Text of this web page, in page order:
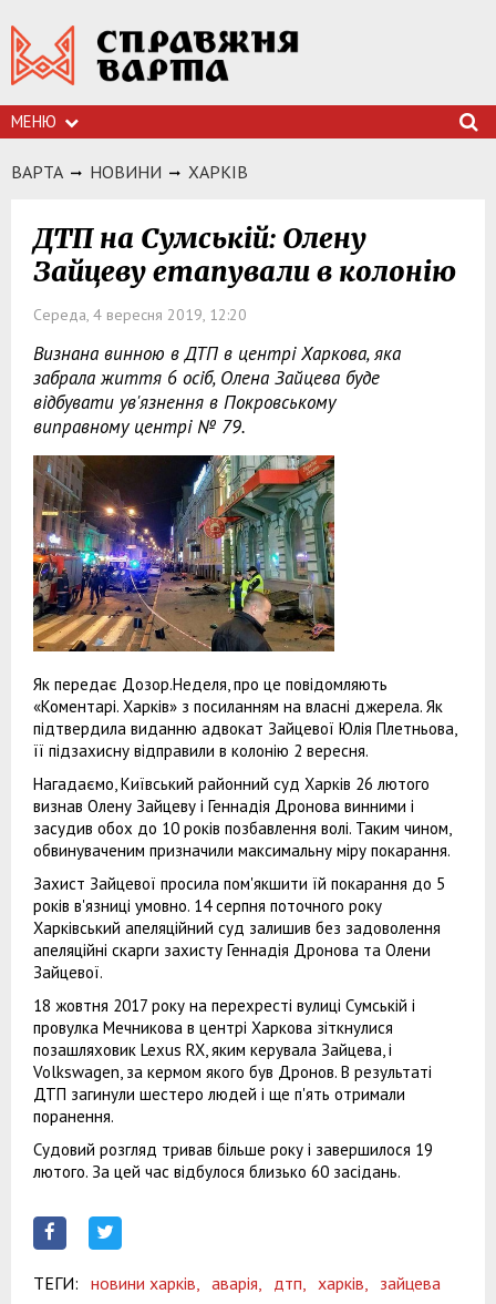
МЕНЮ
ВАРТА НОВИНИ ХАРКIВ
ДТП на Сумській: Олену
Зайцеву етапували в колонію
Середа, 4 вересня 2019, 12:20
Визнана винною в ДТП в центрі Харкова, яка
забрала життя 6 осіб, Олена Зайцева буде
відбувати ув'язнення в Покровському
виправному центрі № 79.
Як передає Дозор.Неделя, про це повідомляють
«Коментарі. Харків» з посиланням на власні джерела. Як
підтвердила виданню адвокат Зайцевої Юлія Плетньова,
її підзахисну відправили в колонію 2 вересня.
Нагадаємо, Київський районний суд Харків 26 лютого
визнав Олену Зайцеву і Геннадія Дронова винними і
засудив обох до 10 років позбавлення волі. Таким чином,
обвинуваченим призначили максимальну міру покарання.
Захист Зайцевої просила пом'якшити їй покарання до 5
років в'язниці умовно. 14 серпня поточного року
Харківський апеляційний суд залишив без задоволення
апеляційні скарги захисту Геннадія Дронова та Олени
Зайцевої.
18 жовтня 2017 року на перехресті вулиці Сумській і
провулка Мечникова в центрі Харкова зіткнулися
позашляховик Lexus RX, яким керувала Зайцева, і
Volkswagen, за кермом якого був Дронов. В результаті
ДТП загинули шестеро людей і ще п'ять отримали
поранення.
Судовий розгляд тривав більше року і завершилося 19
лютого. За цей час відбулося близько 60 засідань.
ТЕГИ: новини харків, аварія, дтп, харків, зайцева